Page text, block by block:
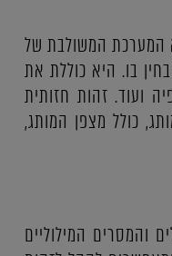
המערכת המשולבת של
בו. היא כוללת את
ועוד. זהות חזותית
כולל מצפן המותג,
והמסרים המילוליים